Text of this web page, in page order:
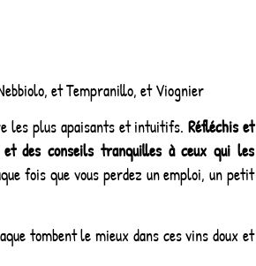
et Tempranillo, et Viognier
les plus apaisants et intuitifs.Réfléchis et
des conseils tranquilles à ceux qui les
fois que vous perdez un emploi, un petit
tombent le mieux dans ces vins doux et